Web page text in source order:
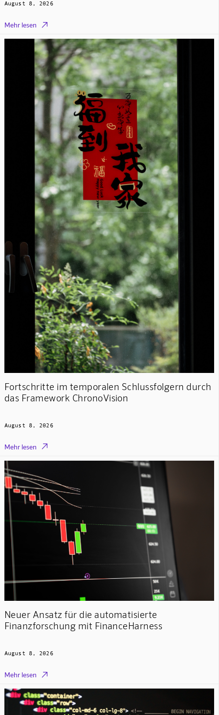
August 8, 2026
Mehr lesen 
Fortschritte im temporalen Schlussfolgern durch
das Framework ChronoVision
August 8, 2026
Mehr lesen 
Neuer Ansatz für die automatisierte
Finanzforschung mit FinanceHarness
August 8, 2026
Mehr lesen 